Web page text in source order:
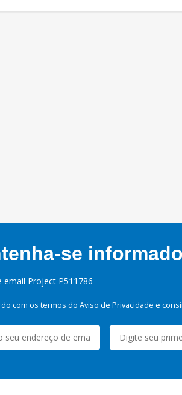
se
email Project P511786
com os termos do Aviso de Privacidade e